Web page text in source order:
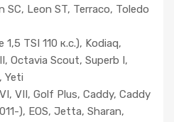
SC, Leon ST, Terraco, Toledo
1,5 TSI 110 к.с.), Kodiaq,
Octavia Scout, Superb I,
Yeti
VII, Golf Plus, Caddy, Caddy
), EOS, Jetta, Sharan,